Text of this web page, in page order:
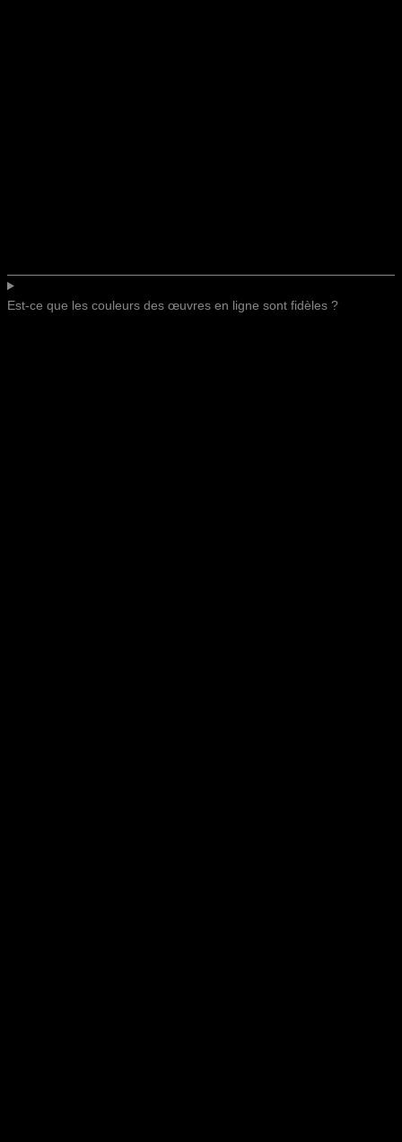
Est-ce que les couleurs des œuvres en ligne sont fidèles ?